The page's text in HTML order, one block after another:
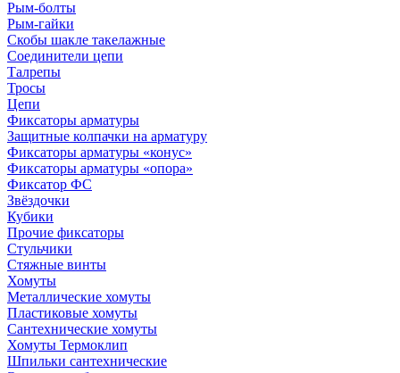
Рым-болты
Рым-гайки
Скобы шакле такелажные
Соединители цепи
Талрепы
Тросы
Цепи
Фиксаторы арматуры
Защитные колпачки на арматуру
Фиксаторы арматуры «конус»
Фиксаторы арматуры «опора»
Фиксатор ФС
Звёздочки
Кубики
Прочие фиксаторы
Стульчики
Стяжные винты
Хомуты
Металлические хомуты
Пластиковые хомуты
Сантехнические хомуты
Хомуты Термоклип
Шпильки сантехнические